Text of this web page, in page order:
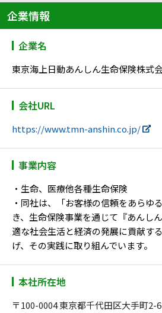
企業情報
企業名
東京海上日動あんしん生命保険株式
会社URL
https://www.tmn-anshin.co.jp/
事業内容
・生命、医療他各種生命保険
・同社は、「お客様の信頼をあらゆ
き、生命保険事業を通じて『あんし
適な社会生活と経済の発展に貢献す
げ、その実践に取り組んでいます。
本社所在地
〒100-0004 東京都千代田区大手町